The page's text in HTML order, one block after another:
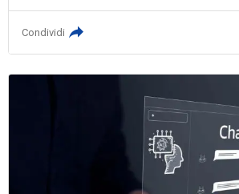
Condividi